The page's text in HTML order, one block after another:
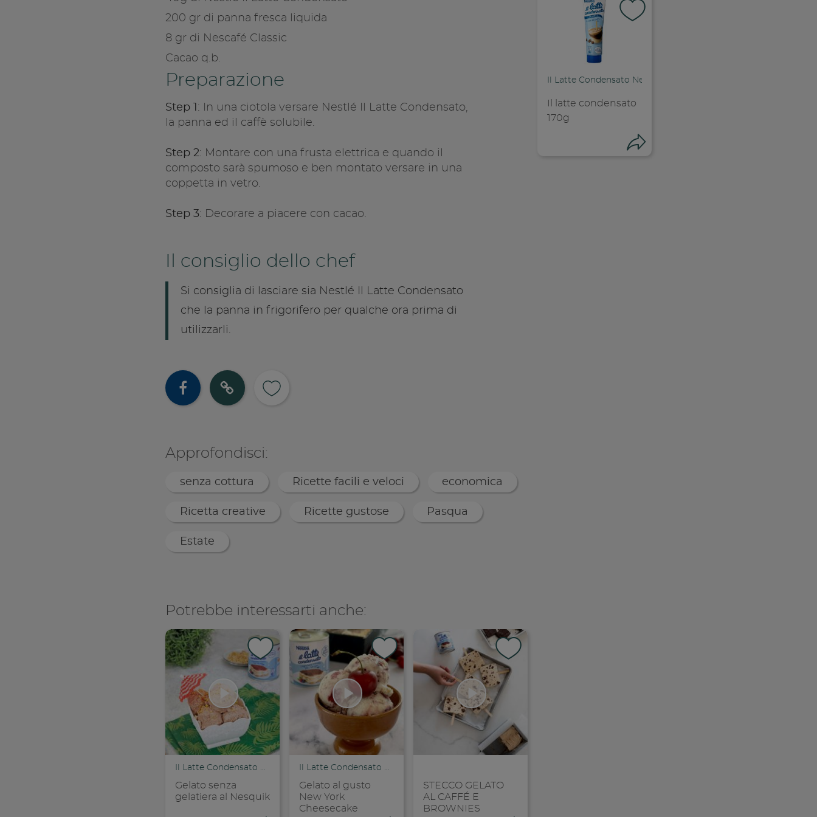
Condividi su facebook
Copia link
200 gr di panna fresca liquida
8 gr di Nescafé Classic
Cacao q.b.
Preparazione
Step 1 : In una ciotola versare Nestlé Il Latte Condensato,
la panna ed il caffè solubile.
Step 2: Montare con una frusta elettrica e quando il
composto sarà spumoso e ben montato versare in una
coppetta in vetro.
Step 3: Decorare a piacere con cacao.
Il consiglio dello chef
Si consiglia di lasciare sia Nestlé Il Latte Condensato
che la panna in frigorifero per qualche ora prima di
utilizzarli.
Il Latte Condensato Nestlé
Il latte condensato
170g
Condividi su facebook
Approfondisci:
senza cottura Ricette facili e veloci economica
Ricetta creative Ricette gustose Pasqua
Estate
Potrebbe interessarti anche:
Il Latte Condensato Nestlé
Gelato senza
gelatiera al Nesquik
Il Latte Condensato Nestlé
Gelato al gusto
New York
Cheesecake
STECCO GELATO
AL CAFFÉ E
BROWNIES